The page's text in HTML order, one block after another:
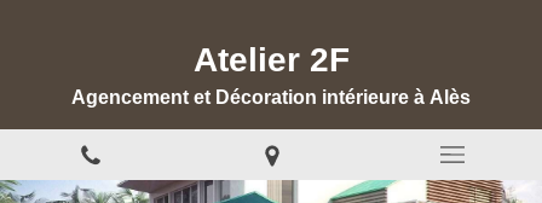
Atelier 2F
Agencement et Décoration intérieure à Alès